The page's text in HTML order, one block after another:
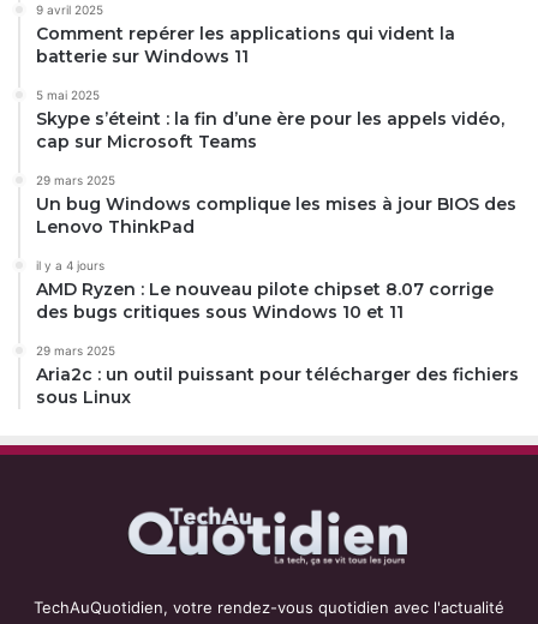
9 avril 2025
Comment repérer les applications qui vident la
batterie sur Windows 11
5 mai 2025
Skype s’éteint : la fin d’une ère pour les appels vidéo,
cap sur Microsoft Teams
29 mars 2025
Un bug Windows complique les mises à jour BIOS des
Lenovo ThinkPad
il y a 4 jours
AMD Ryzen : Le nouveau pilote chipset 8.07 corrige
des bugs critiques sous Windows 10 et 11
29 mars 2025
Aria2c : un outil puissant pour télécharger des fichiers
sous Linux
TechAuQuotidien, votre rendez-vous quotidien avec l'actualité